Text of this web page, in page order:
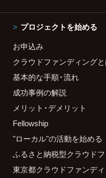
プロジェクトを始める
お申込み
クラウドファンディング
基本的な手順・流れ
成功事例の解説
メリット・デメリット
Fellowship
"ローカル"の活動を始める
ふるさと納税型クラウド
東京都クラウドファンデ